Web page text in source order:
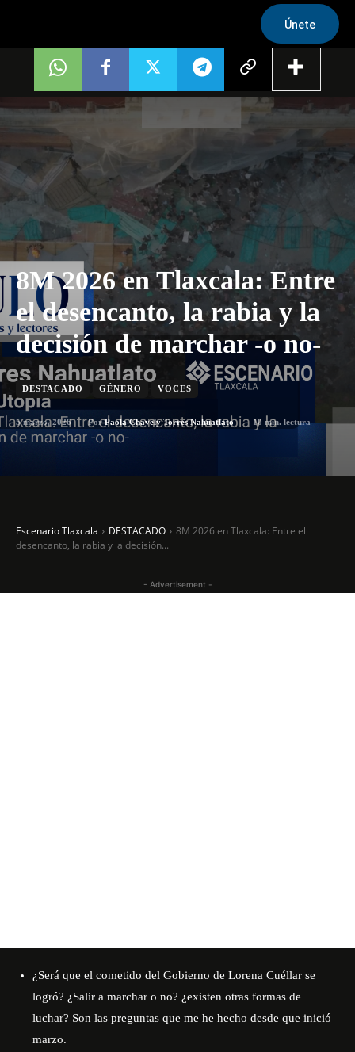
Únete
8M 2026 en Tlaxcala: Entre
el desencanto, la rabia y la
decisión de marchar -o no-
DESTACADO GÉNERO VOCES
5 marzo, 2026 Por Paola Chavely Torres Nahuatlato 10 min. lectura
Escenario Tlaxcala DESTACADO
8M 2026 en Tlaxcala: Entre el
desencanto, la rabia y la decisión...
- Advertisement -
¿Será que el cometido del Gobierno de Lorena Cuéllar se
logró? ¿Salir a marchar o no? ¿existen otras formas de
luchar? Son las preguntas que me he hecho desde que inició
marzo.